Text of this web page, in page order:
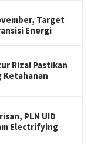
Target
Energi
Rizal Pastikan
Ketahanan
PLN UID
Electrifying